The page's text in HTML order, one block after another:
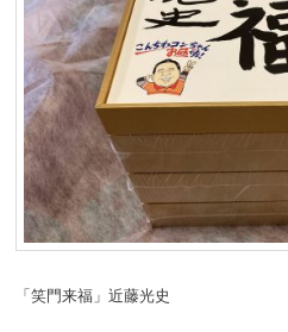
「笑門来福」近藤光史